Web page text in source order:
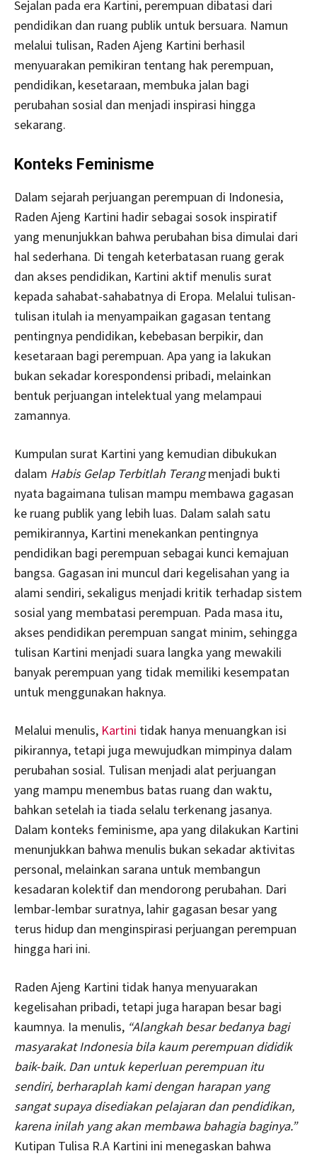
Sejalan pada era Kartini, perempuan dibatasi dari
pendidikan dan ruang publik untuk bersuara. Namun
melalui tulisan, Raden Ajeng Kartini berhasil
menyuarakan pemikiran tentang hak perempuan,
pendidikan, kesetaraan, membuka jalan bagi
perubahan sosial dan menjadi inspirasi hingga
sekarang.
Konteks Feminisme
Dalam sejarah perjuangan perempuan di Indonesia,
Raden Ajeng Kartini hadir sebagai sosok inspiratif
yang menunjukkan bahwa perubahan bisa dimulai dari
hal sederhana. Di tengah keterbatasan ruang gerak
dan akses pendidikan, Kartini aktif menulis surat
kepada sahabat-sahabatnya di Eropa. Melalui tulisan-
tulisan itulah ia menyampaikan gagasan tentang
pentingnya pendidikan, kebebasan berpikir, dan
kesetaraan bagi perempuan. Apa yang ia lakukan
bukan sekadar korespondensi pribadi, melainkan
bentuk perjuangan intelektual yang melampaui
zamannya.
Kumpulan surat Kartini yang kemudian dibukukan
dalam Habis Gelap Terbitlah Terangmenjadi bukti
nyata bagaimana tulisan mampu membawa gagasan
ke ruang publik yang lebih luas. Dalam salah satu
pemikirannya, Kartini menekankan pentingnya
pendidikan bagi perempuan sebagai kunci kemajuan
bangsa. Gagasan ini muncul dari kegelisahan yang ia
alami sendiri, sekaligus menjadi kritik terhadap sistem
sosial yang membatasi perempuan. Pada masa itu,
akses pendidikan perempuan sangat minim, sehingga
tulisan Kartini menjadi suara langka yang mewakili
banyak perempuan yang tidak memiliki kesempatan
untuk menggunakan haknya.
Melalui menulis, Kartini tidak hanya menuangkan isi
pikirannya, tetapi juga mewujudkan mimpinya dalam
perubahan sosial. Tulisan menjadi alat perjuangan
yang mampu menembus batas ruang dan waktu,
bahkan setelah ia tiada selalu terkenang jasanya.
Dalam konteks feminisme, apa yang dilakukan Kartini
menunjukkan bahwa menulis bukan sekadar aktivitas
personal, melainkan sarana untuk membangun
kesadaran kolektif dan mendorong perubahan. Dari
lembar-lembar suratnya, lahir gagasan besar yang
terus hidup dan menginspirasi perjuangan perempuan
hingga hari ini.
Raden Ajeng Kartini tidak hanya menyuarakan
kegelisahan pribadi, tetapi juga harapan besar bagi
kaumnya. Ia menulis, “Alangkah besar bedanya bagi
masyarakat Indonesia bila kaum perempuan dididik
baik-baik. Dan untuk keperluan perempuan itu
sendiri, berharaplah kami dengan harapan yang
sangat supaya disediakan pelajaran dan pendidikan,
karena inilah yang akan membawa bahagia baginya.”
Kutipan Tulisa R.A Kartini ini menegaskan bahwa